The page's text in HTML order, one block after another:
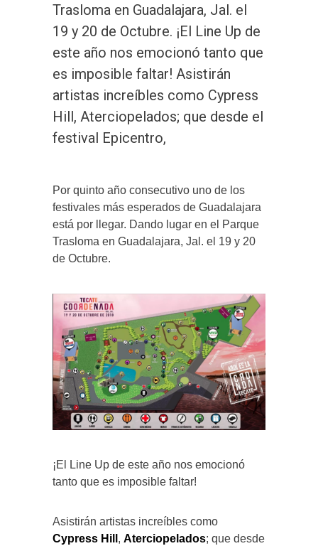
Trasloma en Guadalajara, Jal. el
19 y 20 de Octubre. ¡El Line Up de
este año nos emocionó tanto que
es imposible faltar! Asistirán
artistas increíbles como Cypress
Hill, Aterciopelados; que desde el
festival Epicentro,
Por quinto año consecutivo uno de los
festivales más esperados de Guadalajara
está por llegar. Dando lugar en el Parque
Trasloma en Guadalajara, Jal. el 19 y 20
de Octubre.
¡El Line Up de este año nos emocionó
tanto que es imposible faltar!
Asistirán artistas increíbles como
Cypress Hill , Aterciopelados; que desde